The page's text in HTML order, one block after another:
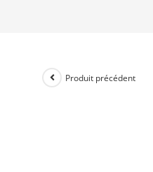
Produit précédent